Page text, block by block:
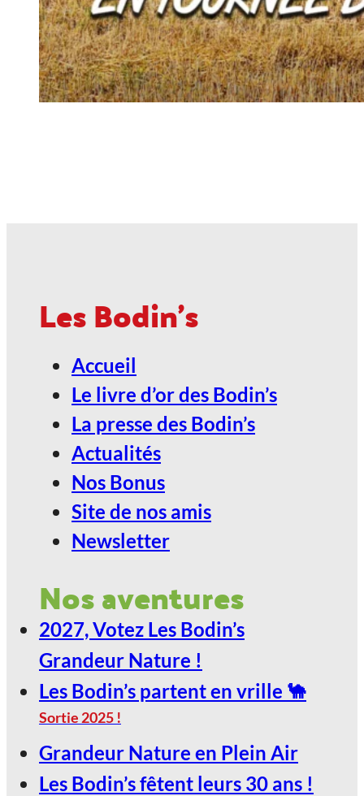
Les Bodin's
Accueil
Le livre d’or des Bodin’s
La presse des Bodin’s
Actualités
Nos Bonus
Site de nos amis
Newsletter
Nos aventures
2027, Votez Les Bodin’s
Grandeur Nature !
Les Bodin’s partent en vrille 🐪
Sortie 2025 !
Grandeur Nature en Plein Air
Les Bodin’s fêtent leurs 30 ans !